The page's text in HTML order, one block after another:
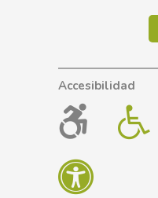
Accesibilidad